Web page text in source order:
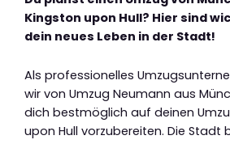
Kingston upon Hull? Hier sind
dein neues Leben in der Stadt!
Als professionelles
wir von Umzug Neumann aus
dich bestmöglich auf deinen
upon Hull vorzubereiten. Die Stadt